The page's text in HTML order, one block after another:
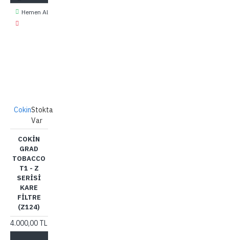
Hemen Al
CokinStokta
Var
COKIN
GRAD
TOBACCO
T1 - Z
SERISI
KARE
FILTRE
(Z124)
4.000,00 TL